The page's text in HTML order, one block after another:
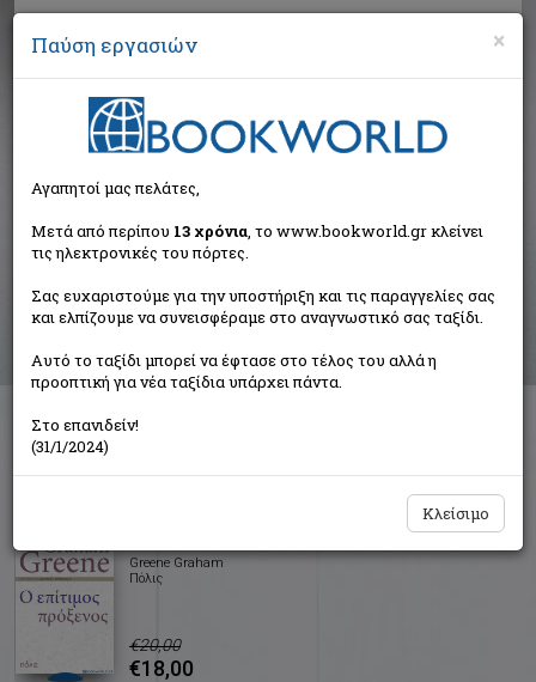
Αναζήτηση
Αποτελέσματα αναζήτησης
Συγγραφέας: Greene Graham (32 βιβλία)
Ταξινόμηση ανά:
Greene Graham
Πόλις
€20,00
€18,00
×
Παύση εργασιών
Αγαπητοί μας πελάτες,
Μετά από περίπου 13 χρόνια, το www.bookworld.gr κλείνει
τις ηλεκτρονικές του πόρτες.
Σας ευχαριστούμε για την υποστήριξη και τις παραγγελίες σας
και ελπίζουμε να συνεισφέραμε στο αναγνωστικό σας ταξίδι.
Αυτό το ταξίδι μπορεί να έφτασε στο τέλος του αλλά η
προοπτική για νέα ταξίδια υπάρχει πάντα.
Στο επανιδείν!
(31/1/2024)
Κλείσιμο